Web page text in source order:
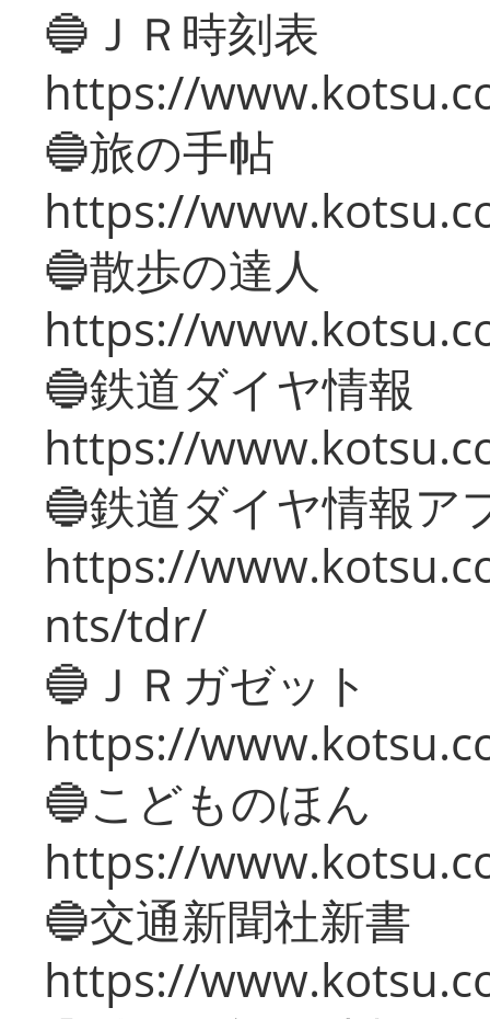
🔵ＪＲ時刻表
https://
🔵旅の手帖
https://
🔵散歩の達人
https://
🔵鉄道ダイヤ情報
https://
🔵鉄道ダイヤ情報ア
https://
nts/tdr/
🔵ＪＲガゼット
https://
🔵こどものほん
https://
🔵交通新聞社新書
https://